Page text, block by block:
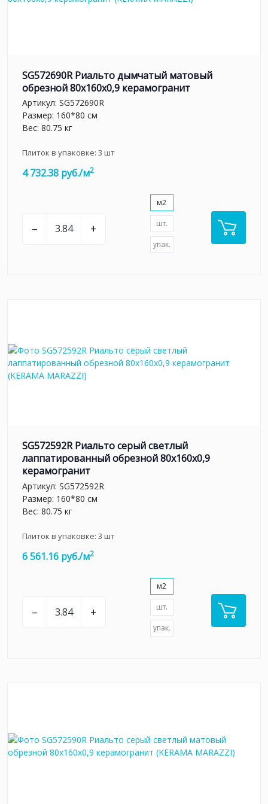
SG572690R Риальто дымчатый матовый
обрезной 80x160x0,9 керамогранит
Артикул: SG572690R
Размер: 160*80 см
Вес: 80.75 кг
Плиток в упаковке: 3 шт
4 732.38 руб./м2
– +
м2
шт.
упак.
SG572592R Риальто серый светлый
лаппатированный обрезной 80x160x0,9
керамогранит
Артикул: SG572592R
Размер: 160*80 см
Вес: 80.75 кг
Плиток в упаковке: 3 шт
6 561.16 руб./м2
– +
м2
шт.
упак.